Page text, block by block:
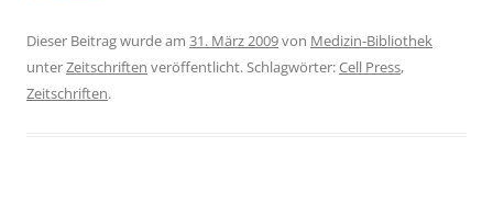
Dieser Beitrag wurde am 31. März 2009von Medizin-Bibliothek
unterZeitschriften veröffentlicht. Schlagwörter:Cell Press,
Zeitschriften.